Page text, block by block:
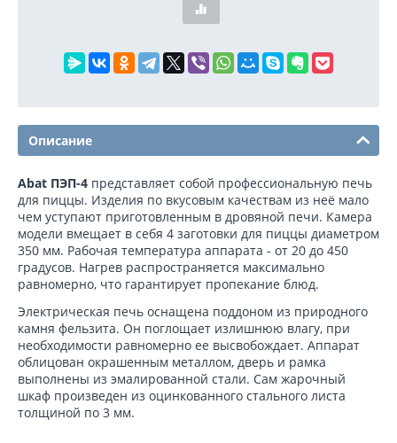
Описание
Abat ПЭП-4 представляет собой профессиональную печь
для пиццы. Изделия по вкусовым качествам из неё мало
чем уступают приготовленным в дровяной печи. Камера
модели вмещает в себя 4 заготовки для пиццы диаметром
350 мм. Рабочая температура аппарата - от 20 до 450
градусов. Нагрев распространяется максимально
равномерно, что гарантирует пропекание блюд.
Электрическая печь оснащена поддоном из природного
камня фельзита. Он поглощает излишнюю влагу, при
необходимости равномерно ее высвобождает. Аппарат
облицован окрашенным металлом, дверь и рамка
выполнены из эмалированной стали. Сам жарочный
шкаф произведен из оцинкованного стального листа
толщиной по 3 мм.